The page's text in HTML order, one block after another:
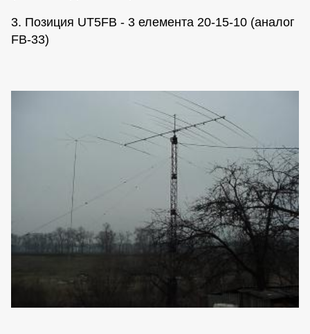
3. Позиция UT5FB - 3 елемента 20-15-10 (аналог
FB-33)